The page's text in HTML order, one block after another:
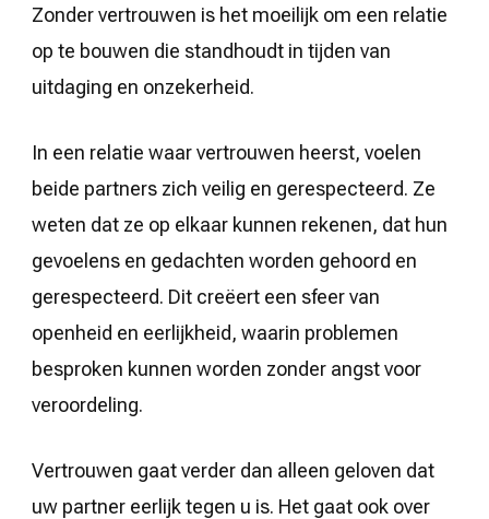
Zonder vertrouwen is het moeilijk om een relatie
op te bouwen die standhoudt in tijden van
uitdaging en onzekerheid.
In een relatie waar vertrouwen heerst, voelen
beide partners zich veilig en gerespecteerd. Ze
weten dat ze op elkaar kunnen rekenen, dat hun
gevoelens en gedachten worden gehoord en
gerespecteerd. Dit creëert een sfeer van
openheid en eerlijkheid, waarin problemen
besproken kunnen worden zonder angst voor
veroordeling.
Vertrouwen gaat verder dan alleen geloven dat
uw partner eerlijk tegen u is. Het gaat ook over